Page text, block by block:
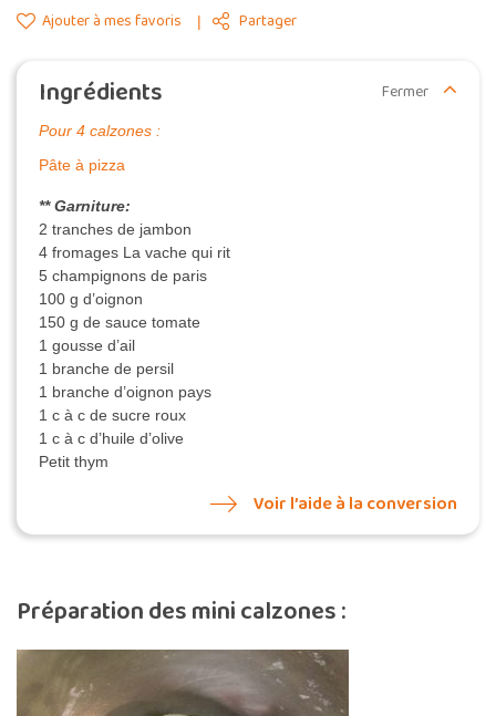
Ajouter à mes favoris
Partager
Ingrédients Fermer
Pour 4 calzones :
Pâte à pizza
** Garniture:
2 tranches de jambon
4 fromages La vache qui rit
5 champignons de paris
100 g d’oignon
150 g de sauce tomate
1 gousse d’ail
1 branche de persil
1 branche d’oignon pays
1 c à c de sucre roux
1 c à c d’huile d’olive
Petit thym
Voir l’aide à la conversion
Préparation des mini calzones :